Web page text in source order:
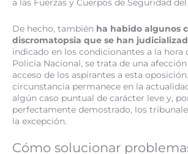
a las Fuerzas y Cuerpos de Seguridad
De hecho, también ha habido algunos
discromatopsia que se han
indicado en los condicionantes a la hora
Policía Nacional, se trata de una
acceso de los aspirantes a esta
circunstancia permanece en la
algún caso puntual de carácter leve y,
perfectamente demostrado, los
la excepción.
Cómo solucionar